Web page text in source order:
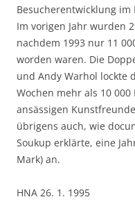
Besucherentwicklung
Im vorigen Jahr wurden
nachdem 1993 nur 11
worden waren. Die
und Andy Warhol lockte
Wochen mehr als 10
ansässigen
übrigens auch, wie
Soukup erklärte, eine
Mark) an.
HNA 26. 1. 1995